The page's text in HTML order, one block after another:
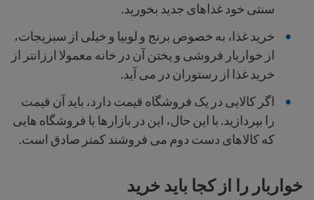
سنتی خود غذاهای جدید بخورید.
خرید غذا، به خصوص برنج و لوبیا و خیلی از سبزیجات،
از خواربار فروشی و پختن آن در خانه معمولا ارزانتر از
خرید غذا از رستوران در می آید.
اگر کالایی در یک فروشگاه قیمت دارد، باید آن قیمت
را بپردازید. با این حال، این در بازارها یا فروشگاه هایی
که کالاهای دست دوم می فروشند کمتر صادق است.
خواربار را از کجا باید خرید